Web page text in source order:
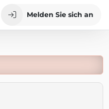
Melden Sie sich an